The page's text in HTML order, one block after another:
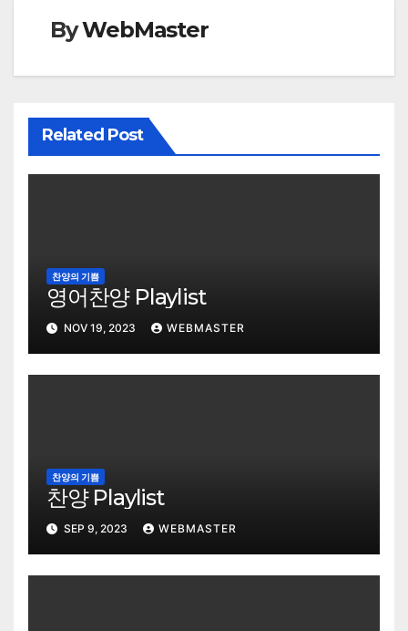
ByWebMaster
Related Post
찬양의 기쁨
영어찬양 Playlist
NOV 19, 2023 WEBMASTER
찬양의 기쁨
찬양 Playlist
SEP 9, 2023 WEBMASTER